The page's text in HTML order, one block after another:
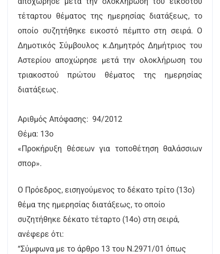
τέταρτου θέματος της ημερησίας διατάξεως, το
οποίο συζητήθηκε εικοστό πέμπτο στη σειρά. Ο
Δημοτικός Σύμβουλος κ.Δημητρός Δημήτριος του
Αστερίου αποχώρησε μετά την ολοκλήρωση του
τριακοστού πρώτου θέματος της ημερησίας
διατάξεως.
Αριθμός Απόφασης: 94/2012
Θέμα: 13ο
«Προκήρυξη θέσεων για τοποθέτηση θαλάσσιων
σπορ».
Ο Πρόεδρος, εισηγούμενος το δέκατο τρίτο (13ο)
θέμα της ημερησίας διατάξεως, το οποίο
συζητήθηκε δέκατο τέταρτο (14o) στη σειρά,
ανέφερε ότι:
“Σύμφωνα με το άρθρο 13 του Ν.2971/01 όπως